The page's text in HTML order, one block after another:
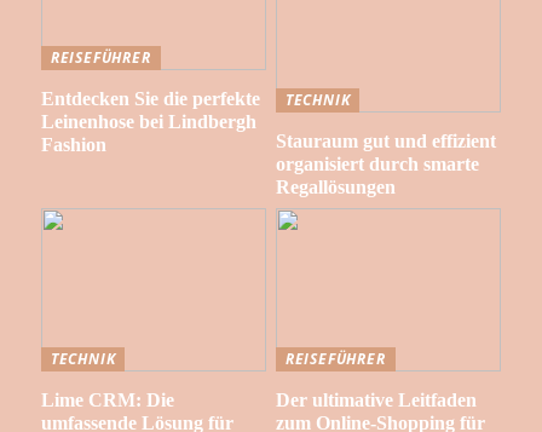
REISEFÜHRER
Entdecken Sie die perfekte
Leinenhose bei Lindbergh
Fashion
TECHNIK
Stauraum gut und effizient
organisiert durch smarte
Regallösungen
TECHNIK
Lime CRM: Die
umfassende Lösung für
REISEFÜHRER
Der ultimative Leitfaden
zum Online-Shopping für